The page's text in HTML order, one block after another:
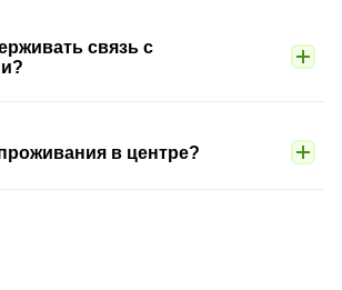
связь с
в центре?